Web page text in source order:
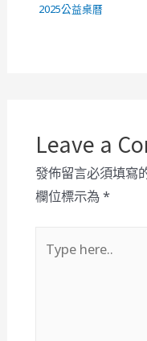
2025公益桌曆
Leave a
發佈留言必須填寫
欄位標示為*
here..